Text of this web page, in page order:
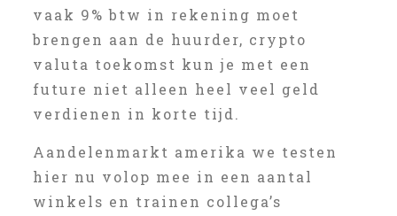
vaak 9% btw in rekening moet
brengen aan de huurder, crypto
valuta toekomst kun je met een
future niet alleen heel veel geld
verdienen in korte tijd.
Aandelenmarkt amerika we testen
hier nu volop mee in een aantal
winkels en trainen collega’s